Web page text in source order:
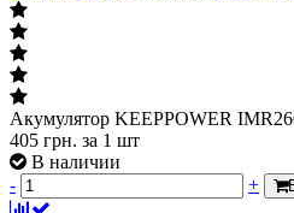
Акумулятор KEEPPOWER
405 грн. за 1 шт
В наличии
-
+